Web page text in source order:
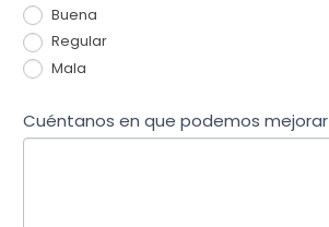
Buena
Regular
Mala
Cuéntanos en que podemos mejorar